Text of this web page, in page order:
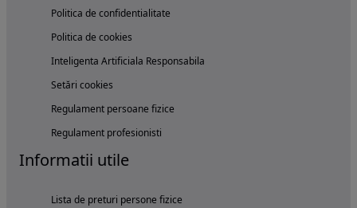
Politica de confidentialitate
Politica de cookies
Inteligenta Artificiala Responsabila
Setări cookies
Regulament persoane fizice
Regulament profesionisti
Informatii utile
Lista de preturi persone fizice